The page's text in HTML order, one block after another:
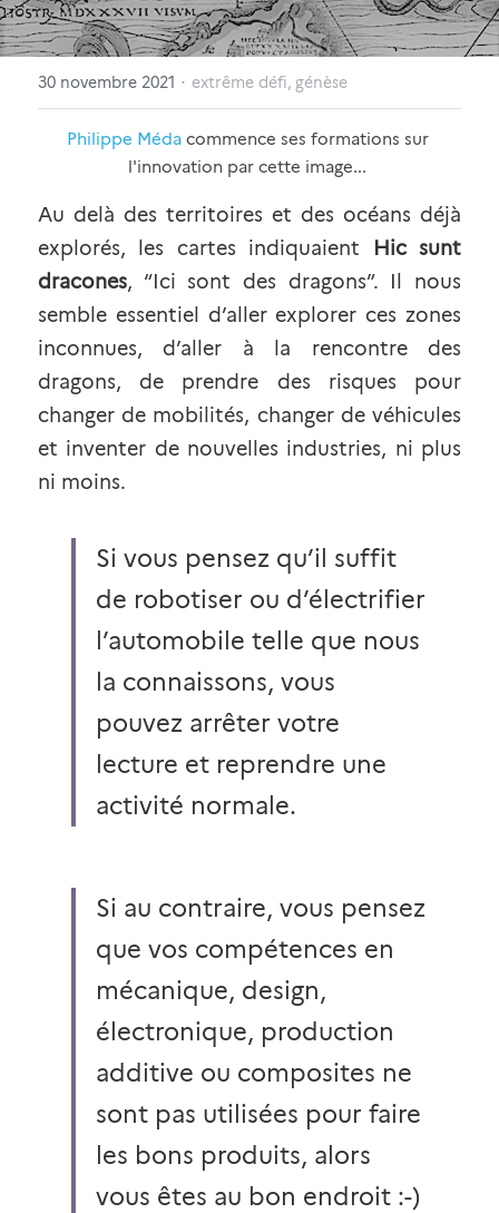
English
Forum
30 novembre 2021 · extrême défi, génèse
Philippe Méda commence ses formations sur
l'innovation par cette image...
Au delà des territoires et des océans déjà
explorés, les cartes indiquaient
Hic sunt
dracones, “Ici sont des dragons”. Il nous
semble essentiel d’aller explorer ces zones
inconnues, d’aller à la rencontre des
dragons, de prendre des risques pour
changer de mobilités, changer de véhicules
et inventer de nouvelles industries, ni plus
ni moins.
Si vous pensez qu’il suffit
de robotiser ou d’électrifier
l’automobile telle que nous
la connaissons, vous
pouvez arrêter votre
lecture et reprendre une
activité normale.
Si au contraire, vous pensez
que vos compétences en
mécanique, design,
électronique, production
additive ou composites ne
sont pas utilisées pour faire
les bons produits, alors
vous êtes au bon endroit :-)